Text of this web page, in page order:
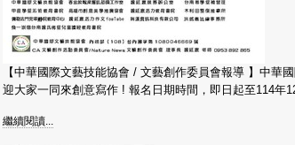
【中華國際文藝技能協會 / 文藝創作委員會報導 】中華
迎大家一同來創意寫作 ! 報名日期時間，即日起至114年
繼續閱讀...